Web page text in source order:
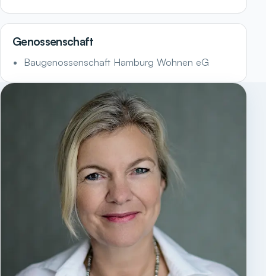
Genossenschaft
Baugenossenschaft Hamburg Wohnen eG